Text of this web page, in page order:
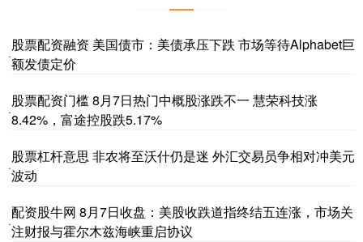
·
股票配资融资 美国债市：美债承压下跌 市场等待Alphabet巨
额发债定价
·
股票配资门槛 8月7日热门中概股涨跌不一 慧荣科技涨
8.42%，富途控股跌5.17%
·
股票杠杆意思 非农将至沃什仍是迷 外汇交易员争相对冲美元
波动
·
配资股牛网 8月7日收盘：美股收跌道指终结五连涨，市场关
注财报与霍尔木兹海峡重启协议